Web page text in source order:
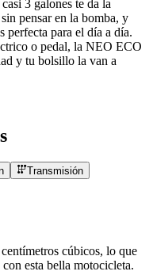
3 galones te da la
pensar en la bomba, y
perfecta para el día a día.
o pedal, la NEO ECO
y tu bolsillo la van a
Transmisión
centímetros cúbicos, lo que
esta bella motocicleta.